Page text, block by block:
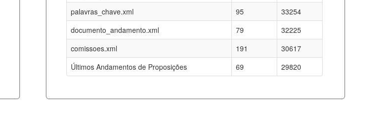
palavras_chave.xml
95
33254
documento_andamento.xml
79
32225
comissoes.xml
191
30617
Últimos Andamentos de Proposições
69 29820